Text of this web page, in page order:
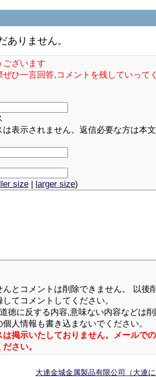
ありません。
ございます
ぜひ一言回答,コメントを残していって
は表示されません。返信必要な方は本
size | larger size)
んとコメントは削除できません。 以後
てコメントしてください。
徳に反する内容,意味ない内容などは
人情報も書き込まないでください。
は掲示いたしておりません。メールで
さい。
大連金城金属製品有限公司（大連